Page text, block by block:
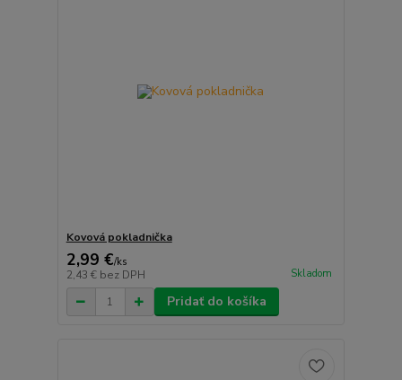
Kovová pokladnička
2,99 €/ks
2,43 € bez DPH Skladom
Pridať do košíka